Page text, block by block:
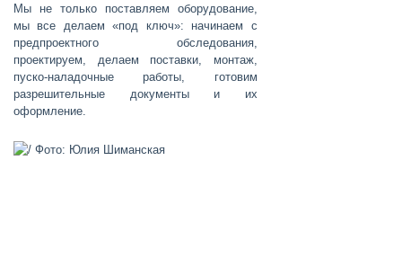
Мы не только поставляем оборудование,
мы все делаем «под ключ»: начинаем с
предпроектного обследования,
проектируем, делаем поставки, монтаж,
пуско-наладочные работы, готовим
разрешительные документы и их
оформление.